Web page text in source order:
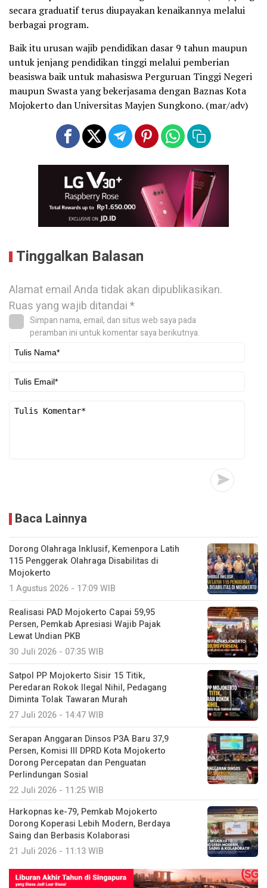
secara graduatif terus diupayakan kenaikannya melalui
berbagai program.
Baik itu urusan wajib pendidikan dasar 9 tahun maupun
untuk jenjang pendidikan tinggi melalui pemberian
beasiswa baik untuk mahasiswa Perguruan Tinggi Negeri
maupun Swasta yang bekerjasama dengan Baznas Kota
Mojokerto dan Universitas Mayjen Sungkono. (mar/adv)
Tinggalkan Balasan
Alamat email Anda tidak akan dipublikasikan.
Ruas yang wajib ditandai*
Simpan nama, email, dan situs web saya pada
peramban ini untuk komentar saya berikutnya.
Baca Lainnya
Dorong Olahraga Inklusif, Kemenpora Latih
115 Penggerak Olahraga Disabilitas di
Mojokerto
1 Agustus 2026 - 17:09 WIB
Realisasi PAD Mojokerto Capai 59,95
Persen, Pemkab Apresiasi Wajib Pajak
Lewat Undian PKB
30 Juli 2026 - 07:35 WIB
Satpol PP Mojokerto Sisir 15 Titik,
Peredaran Rokok Ilegal Nihil, Pedagang
Diminta Tolak Tawaran Murah
27 Juli 2026 - 14:47 WIB
Serapan Anggaran Dinsos P3A Baru 37,9
Persen, Komisi III DPRD Kota Mojokerto
Dorong Percepatan dan Penguatan
Perlindungan Sosial
22 Juli 2026 - 11:25 WIB
Harkopnas ke-79, Pemkab Mojokerto
Dorong Koperasi Lebih Modern, Berdaya
Saing dan Berbasis Kolaborasi
21 Juli 2026 - 11:13 WIB